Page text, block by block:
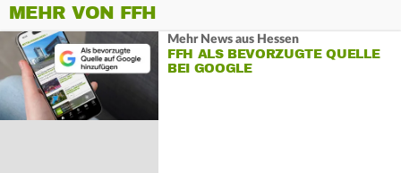
MEHR VON FFH
Mehr News aus Hessen
FFH ALS BEVORZUGTE QUELLE
BEI GOOGLE